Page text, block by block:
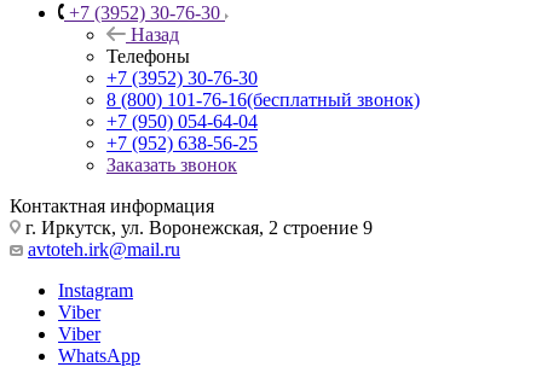
+7 (3952) 30-76-30
Назад
Телефоны
+7 (3952) 30-76-30
8 (800) 101-76-16(бесплатный звонок)
+7 (950) 054-64-04
+7 (952) 638-56-25
Заказать звонок
Контактная информация
г. Иркутск, ул. Воронежская, 2 строение 9
avtoteh.irk@mail.ru
Instagram
Viber
Viber
WhatsApp